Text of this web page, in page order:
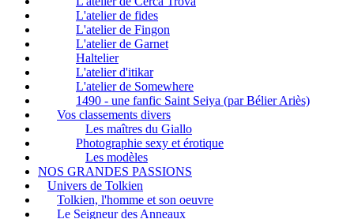
L'atelier de fides
L'atelier de Fingon
L'atelier de Garnet
Haltelier
L'atelier d'itikar
L'atelier de Somewhere
1490 - une fanfic Saint Seiya (par Bélier Ariès)
Vos classements divers
Les maîtres du Giallo
Photographie sexy et érotique
Les modèles
NOS GRANDES PASSIONS
Univers de Tolkien
Tolkien, l'homme et son oeuvre
Le Seigneur des Anneaux